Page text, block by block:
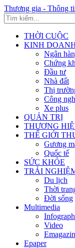
Thương gia - Thông
THỜI CUỘC
KINH
Ngân
Chứng
Đầu tư
Nhà đất
Thị
Công
Xe plus
QUẢN TRỊ
THƯƠNG
THẾ GIỚI
Gương
Quốc tế
SỨC KHỎE
TRẢI
Du lịch
Thời
Đời sống
Multimedia
Video
Epaper